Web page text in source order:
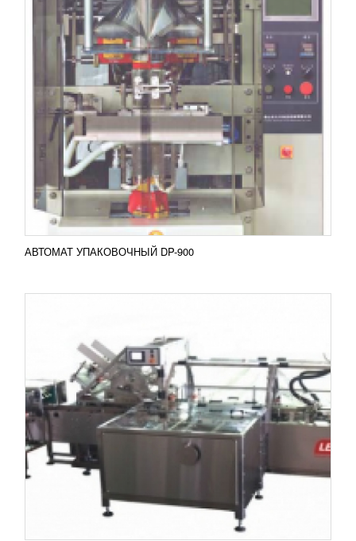
АВТОМАТ УПАКОВОЧНЫЙ DP-900
КАРТОНАЖНАЯ МАШИНА MKH-4
УЗНАТЬ ЦЕНУ
Горизонтальная автоматическая упаковочная
машина непрерывного движения картонета MKH-4
используется на различных производствах для
упаковки продукции...
ПОДРОБНЕЕ
Добавить в сравнение